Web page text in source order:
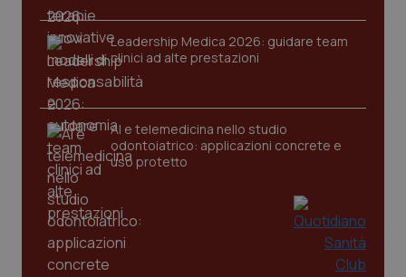
Leadership Medica 2026: guidare team
clinici ad alte prestazioni
AI e telemedicina nello studio
odontoiatrico: applicazioni concrete e
uso protetto
CookieScriptConsent